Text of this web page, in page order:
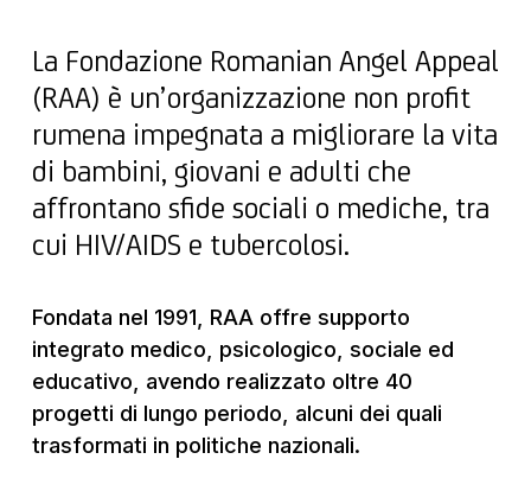
La Fondazione Romanian Angel Appeal
(RAA) è un’organizzazione non profit
rumena impegnata a migliorare la vita
di bambini, giovani e adulti che
affrontano sfide sociali o mediche, tra
cui HIV/AIDS e tubercolosi.
Fondata nel 1991, RAA offre supporto
integrato medico, psicologico, sociale ed
educativo, avendo realizzato oltre 40
progetti di lungo periodo, alcuni dei quali
trasformati in politiche nazionali.